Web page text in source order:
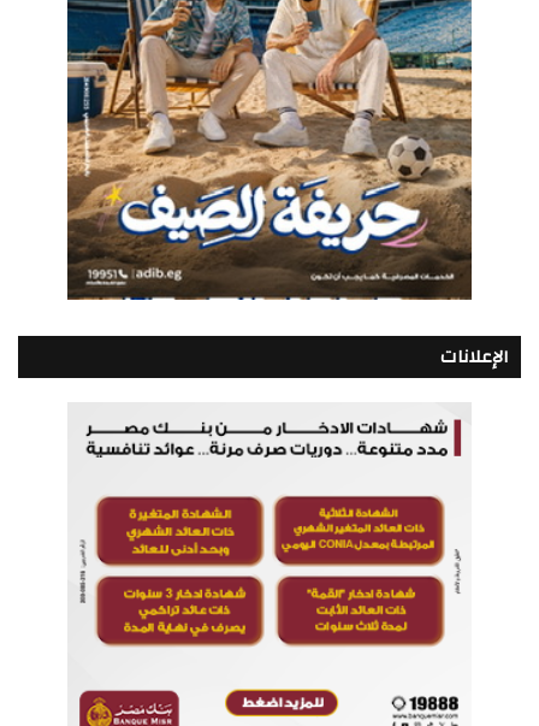
الإعلانات